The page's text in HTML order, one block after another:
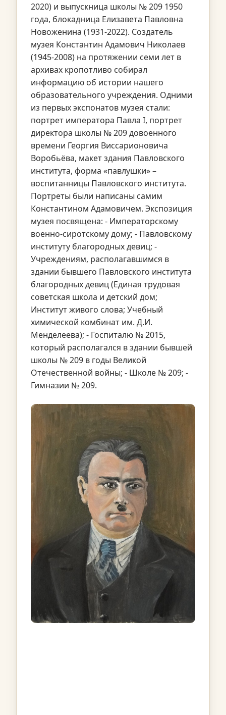
2020) и выпускница школы № 209 1950
года, блокадница Елизавета Павловна
Новоженина (1931-2022). Создатель
музея Константин Адамович Николаев
(1945-2008) на протяжении семи лет в
архивах кропотливо собирал
информацию об истории нашего
образовательного учреждения. Одними
из первых экспонатов музея стали:
портрет императора Павла I, портрет
директора школы № 209 довоенного
времени Георгия Виссарионовича
Воробьёва, макет здания Павловского
института, форма «павлушки» –
воспитанницы Павловского института.
Портреты были написаны самим
Константином Адамовичем. Экспозиция
музея посвящена: - Императорскому
военно-сиротскому дому; - Павловскому
институту благородных девиц; -
Учреждениям, располагавшимся в
здании бывшего Павловского института
благородных девиц (Единая трудовая
советская школа и детский дом;
Институт живого слова; Учебный
химической комбинат им. Д.И.
Менделеева); - Госпиталю № 2015,
который располагался в здании бывшей
школы № 209 в годы Великой
Отечественной войны; - Школе № 209; -
Гимназии № 209.